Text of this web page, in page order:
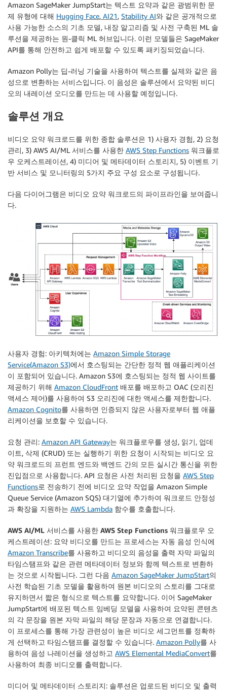
Amazon SageMaker JumpStart는 텍스트 요약과 같은 광범위한 문
제 유형에 대해 Hugging Face, AI21, Stability AI와 같은 공개적으로
사용 가능한 소스의 기초 모델, 내장 알고리즘 및 사전 구축된 ML 솔
루션을 제공하는 원-클릭 ML 허브입니다. 이런 모델들은 SageMaker
API를 통해 안전하고 쉽게 배포할 수 있도록 패키징되었습니다.
Amazon Polly는 딥-러닝 기술을 사용하여 텍스트를 실제와 같은 음
성으로 변환하는 서비스입니다. 이 음성은 솔루션에서 요약된 비디
오의 내레이션 오디오를 만드는 데 사용할 예정입니다.
솔루션 개요
비디오 요약 워크로드를 위한 종합 솔루션은 1) 사용자 경험, 2) 요청
관리, 3) AWS AI/ML 서비스를 사용한 AWS Step Functions 워크플로
우 오케스트레이션, 4) 미디어 및 메타데이터 스토리지, 5) 이벤트 기
반 서비스 및 모니터링의 5가지 주요 구성 요소로 구성됩니다.
다음 다이어그램은 비디오 요약 워크로드의 파이프라인을 보여줍니
다.
사용자 경험: 아키텍처에는 Amazon Simple Storage
Service(Amazon S3)에서 호스팅되는 간단한 정적 웹 애플리케이션
이 포함되어 있습니다. Amazon S3에 호스팅되는 정적 웹 사이트를
제공하기 위해 Amazon CloudFront 배포를 배포하고 OAC (오리진
액세스 제어)를 사용하여 S3 오리진에 대한 액세스를 제한합니다.
Amazon Cognito를 사용하면 인증되지 않은 사용자로부터 웹 애플
리케이션을 보호할 수 있습니다.
요청 관리: Amazon API Gateway는 워크플로우를 생성, 읽기, 업데
이트, 삭제 (CRUD) 또는 실행하기 위한 요청이 시작되는 비디오 요
약 워크로드의 프런트 엔드와 백엔드 간의 모든 실시간 통신을 위한
진입점으로 사용합니다. API 요청은 사전 처리된 요청을 AWS Step
Functions로 전송하기 전에 비디오 요약 작업을 Amazon Simple
Queue Service (Amazon SQS) 대기열에 추가하여 워크로드 안정성
과 확장을 지원하는 AWS Lambda 함수를 호출합니다.
AWS AI/ML 서비스를 사용한 AWS Step Functions 워크플로우 오
케스트레이션: 요약 비디오를 만드는 프로세스는 자동 음성 인식에
Amazon Transcribe를 사용하고 비디오의 음성을 출력 자막 파일의
타임스탬프와 같은 관련 메타데이터 정보와 함께 텍스트로 변환하
는 것으로 시작됩니다. 그런 다음 Amazon SageMaker JumpStart의
사전 학습된 기초 모델을 활용하여 원본 비디오의 스토리를 그대로
유지하면서 짧은 형식으로 텍스트를 요약합니다. 이어 SageMaker
JumpStart에 배포된 텍스트 임베딩 모델을 사용하여 요약된 콘텐츠
의 각 문장을 원본 자막 파일의 해당 문장과 자동으로 연결합니다.
이 프로세스를 통해 가장 관련성이 높은 비디오 세그먼트를 정확하
게 선택하고 타임스탬프를 결정할 수 있습니다. Amazon Polly를 사
용하여 음성 나레이션을 생성하고 AWS Elemental MediaConvert를
사용하여 최종 비디오를 출력합니다.
미디어 및 메타데이터 스토리지: 솔루션은 업로드된 비디오 및 출력